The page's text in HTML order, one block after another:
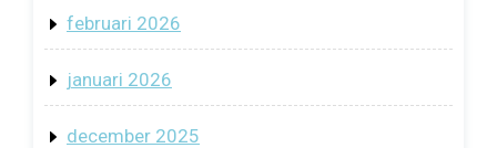
februari 2026
januari 2026
december 2025